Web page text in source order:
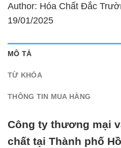
Author: Hóa Chất Đắc
19/01/2025
MÔ TẢ
TỪ KHÓA
THÔNG TIN MUA HÀNG
Công ty thương mại
chất tại Thành phố